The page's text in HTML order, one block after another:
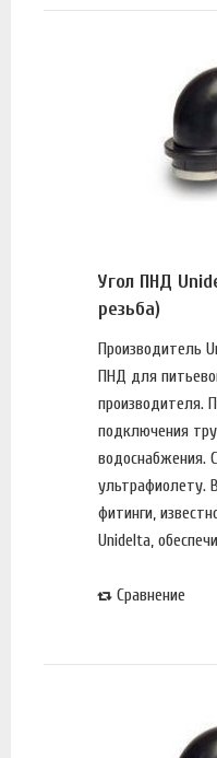
Угол ПНД
резьба)
Производитель
ПНД для
производителя.
подключения
водоснабжения.
ультрафиолету.
фитинги,
Unidelta,
Сравнение